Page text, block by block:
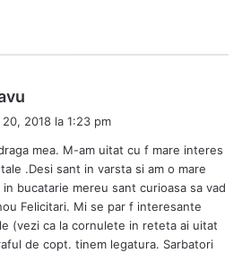
n
e
:
2018 la 1:23 pm
mea. M-am uitat cu f mare interes
.Desi sant in varsta si am o mare
bucatarie mereu sant curioasa sa vad
Felicitari. Mi se par f interesante
(vezi ca la cornulete in reteta ai uitat
de copt. tinem legatura. Sarbatori